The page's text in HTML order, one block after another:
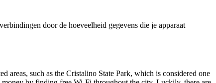
door de hoeveelheid gegevens die je apparaat
areas, such as the Cristalino State Park, which is considered one